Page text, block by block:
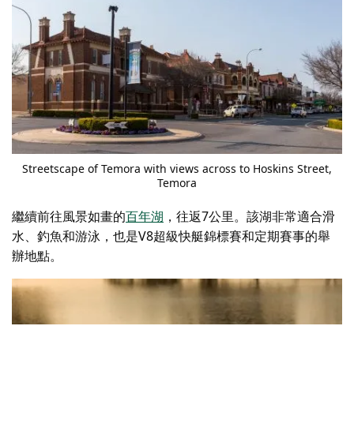
Streetscape of Temora with views across to Hoskins Street,
Temora
繼續前往風景如畫的百年湖 ，往返7公里。該湖非常適合滑
水、釣魚和游泳，也是V8超級快艇錦標賽和定期賽事的舉
辦地點。